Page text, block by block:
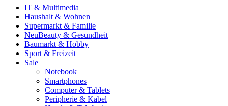
IT & Multimedia
Haushalt & Wohnen
Supermarkt & Familie
NeuBeauty & Gesundheit
Baumarkt & Hobby
Sport & Freizeit
Sale
Notebook
Smartphones
Computer & Tablets
Peripherie & Kabel